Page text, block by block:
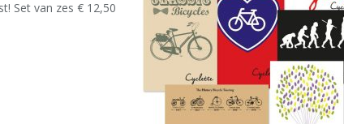
Set van zes € 12,50